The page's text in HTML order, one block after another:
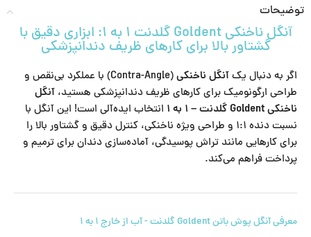
توضیحات
آنگل ناخنکی Goldent گلدنت ۱ به ۱: ابزاری دقیق با
گشتاور بالا برای کارهای ظریف دندانپزشکی
اگر به دنبال یکآنگل ناخنکی
(Contra-Angle) با عملکرد بی‌نقص و
طراحی ارگونومیک برای کارهای ظریف دندانپزشکی هستید، آنگل
ناخنکی Goldent گلدنت – ۱ به ۱
انتخاب ایده‌آلی است! این آنگل با
نسبت دنده ۱:۱ و طراحی ویژه ناخنکی، کنترل دقیق و گشتاور بالا را
برای کارهایی مانند تراش پوسیدگی، آماده‌سازی دندان برای ترمیم و
پرداخت فراهم می‌کند.
معرفی آنگل پوش باتن Goldent گلدنت - آب از خارج ۱ به ۱